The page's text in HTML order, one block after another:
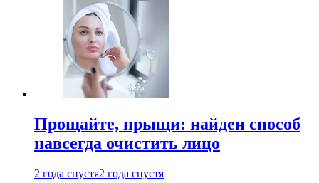
Прощайте, прыщи: найден способ
навсегда очистить лицо
2 года спустя2 года спустя